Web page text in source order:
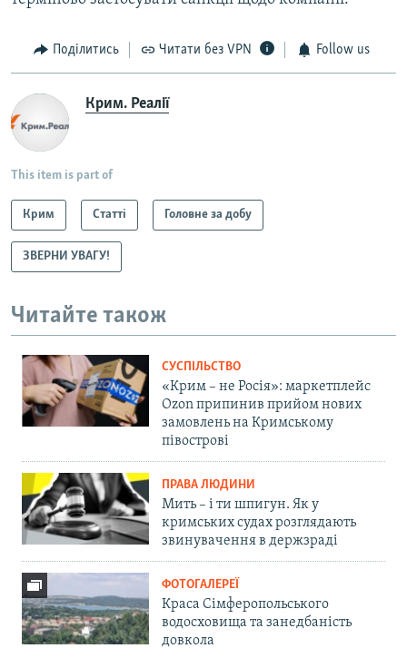
Поділитись Читати без VPN Follow us
Крим. Реалії
This item is part of
Крим Статті Головне за добу
ЗВЕРНИ УВАГУ!
Читайте також
СУСПІЛЬСТВО
«Крим – не Росія»: маркетплейс
Ozon припинив прийом нових
замовлень на Кримському
півострові
ПРАВА ЛЮДИНИ
Мить – і ти шпигун. Як у
кримських судах розглядають
звинувачення в держзраді
ФОТОГАЛЕРЕЇ
Краса Сімферопольського
водосховища та занедбаність
довкола